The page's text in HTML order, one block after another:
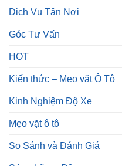
Kiến thức – Mẹo vặt Ô Tô
Kinh Nghiệm Độ Xe
Mẹo vặt ô tô
So Sánh và Đánh Giá
Sửa chữa – Đồng sơn xe
Tin tức
Tuyển Dụng
ZKar Auto Bình Dương